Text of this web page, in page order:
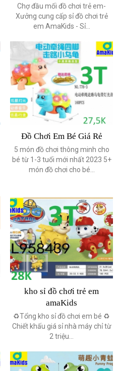
Chợ đầu mối đồ chơi trẻ em-
Xưởng cung cấp sỉ đồ chơi trẻ
em AmaKids - Sỉ...
Đồ Chơi Em Bé Giá Rẻ
5 món đồ chơi thông minh cho
bé từ 1-3 tuổi mới nhất 2023 5+
món đồ chơi cho bé...
kho sỉ đồ chơi trẻ em
amaKids
♻️Tổng kho sỉ đồ chơi em bé ♻️
Chiết khấu giá sỉ nhà máy chỉ từ
2 triệu...